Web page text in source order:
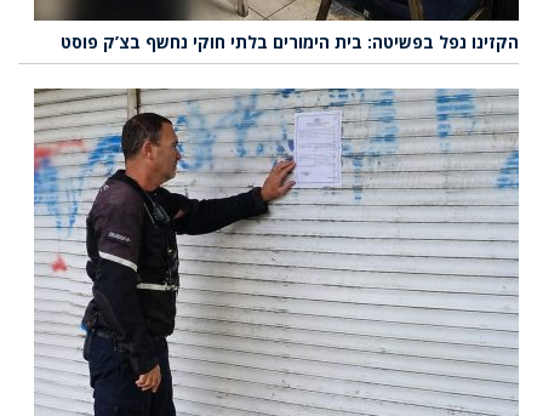
הקזינו נפל בפשיטה: בית הימורים בלתי חוקי נחשף בצ’ק פוסט